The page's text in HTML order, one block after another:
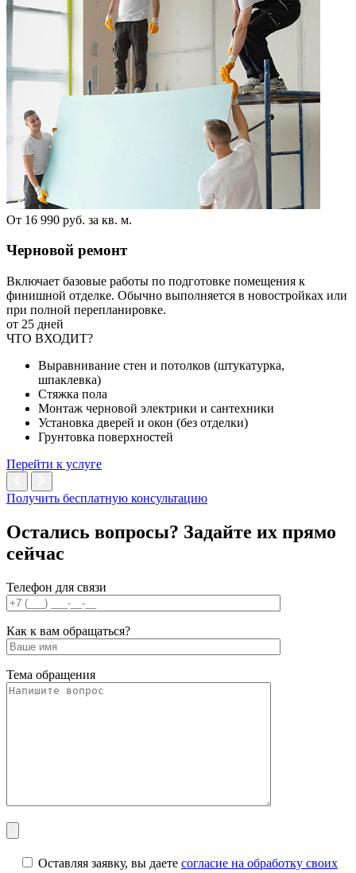
От 16 990 руб. за кв. м.
Черновой ремонт
Включает базовые работы по подготовке помещения к
финишной отделке. Обычно выполняется в новостройках или
при полной перепланировке.
от 25 дней
ЧТО ВХОДИТ?
Выравнивание стен и потолков (штукатурка,
шпаклевка)
Стяжка пола
Монтаж черновой электрики и сантехники
Установка дверей и окон (без отделки)
Грунтовка поверхностей
Перейти к услуге
Получить бесплатную консультацию
Остались вопросы? Задайте их прямо
сейчас
Телефон для связи
Как к вам обращаться?
Тема обращения
Оставляя заявку, вы даете согласие на обработку своих